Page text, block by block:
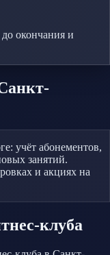
окончания и
учёт абонементов,
занятий.
и акциях на
клуба